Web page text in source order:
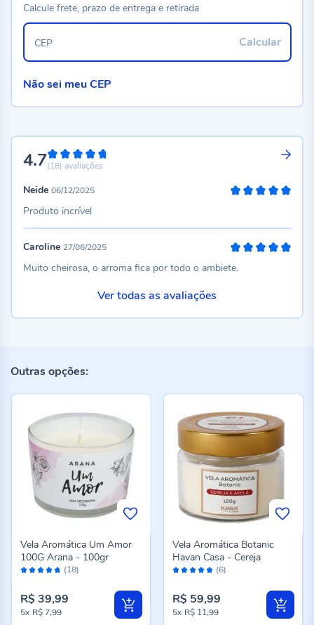
4.794%
(18) avaliações
Neide 06/12/2025
Produto incrível
Caroline 27/06/2025
Muito cheirosa, o arroma fica por todo o ambiete.
Ver todas as avaliações
Calcule frete, prazo de entrega e retirada
Calcular
CEP
Não sei meu CEP
Outras opções:
Avaliação: (18)
Vela Aromática Um Amor
100G Arana - 100gr
R$ 39,99
5x R$ 7,99
Avaliação: (6)
Vela Aromática Botanic
Havan Casa - Cereja
R$ 59,99
5x R$ 11,99